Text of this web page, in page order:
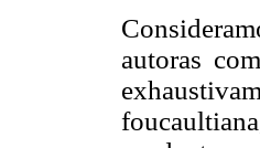
autoras